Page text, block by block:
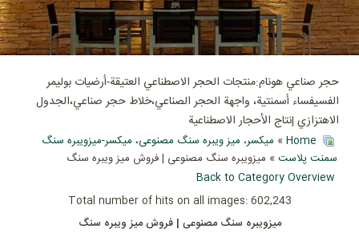
حجر صناعي هونام:منتجات الحجر الاصطناعي العتيقة-أرضيات بوليمر
الفسيفساء أسمنتية، واجهة الحجر الصناعي،خلاط حجر صناعي،الجدول
الاهتزازي إنتاج الأحجار الاصطناعية
Home
» میکسر، میز ویبره سنگ مصنوعی، میکسر-میزویبره سنگ
سمنت پلاست» میزویبره سنگ مصنوعی | فروش میز ویبره سنگ
Back to Category Overview
Total number of hits on all images: 602,243
میزویبره سنگ مصنوعی | فروش میز ویبره سنگ